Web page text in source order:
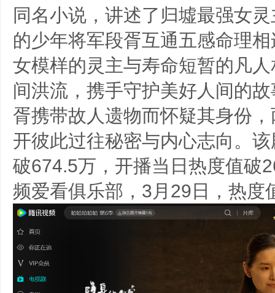
同名小说，讲述了归墟最强女
的少年将军段胥互通五感命理
女模样的灵主与寿命短暂的凡
间洪流，携手守护美好人间的
胥携带故人遗物而怀疑其身份
开彼此过往秘密与内心志向。
破674.5万，开播当日热度值破
频爱看俱乐部，3月29日，热度